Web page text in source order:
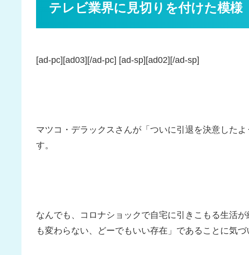
テレビ業界に見切りを付けた模様
[ad-pc][ad03][/ad-pc] [ad-sp][ad02][/ad-sp]
マツコ・デラックスさんが「ついに引退を決意した
す。
なんでも、コロナショックで自宅に引きこもる生活
も変わらない、どーでもいい存在」であることに気